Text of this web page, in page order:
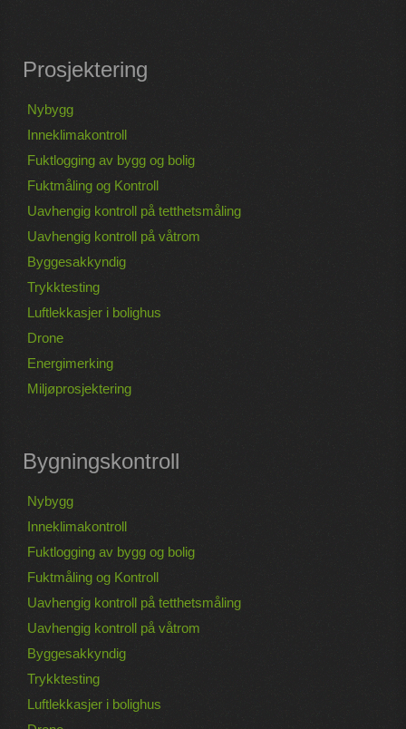
Prosjektering
Nybygg
Inneklimakontroll
Fuktlogging av bygg og bolig
Fuktmåling og Kontroll
Uavhengig kontroll på tetthetsmåling
Uavhengig kontroll på våtrom
Byggesakkyndig
Trykktesting
Luftlekkasjer i bolighus
Drone
Energimerking
Miljøprosjektering
Bygningskontroll
Nybygg
Inneklimakontroll
Fuktlogging av bygg og bolig
Fuktmåling og Kontroll
Uavhengig kontroll på tetthetsmåling
Uavhengig kontroll på våtrom
Byggesakkyndig
Trykktesting
Luftlekkasjer i bolighus